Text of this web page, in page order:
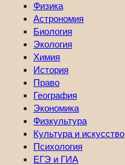
Физика
Астрономия
Биология
Экология
Химия
История
Право
География
Экономика
Физкультура
Культура и искусство
Психология
ЕГЭ и ГИА